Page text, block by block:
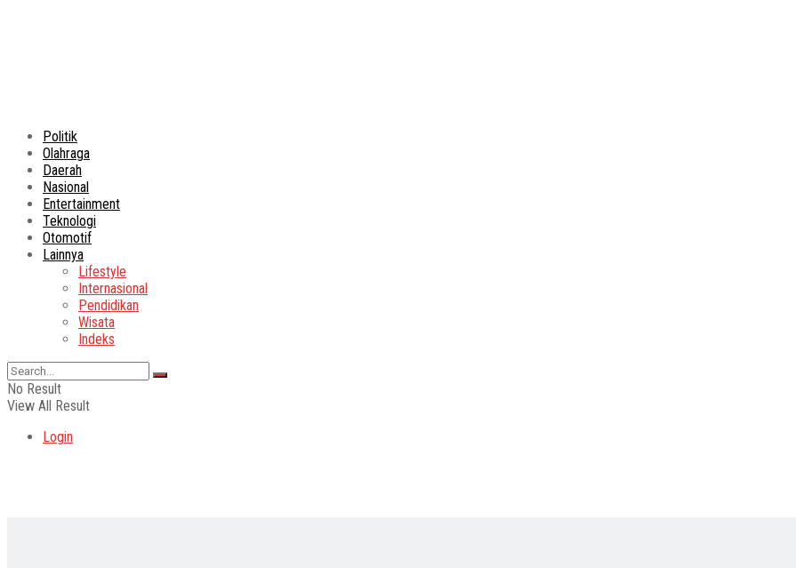
Politik
Olahraga
Daerah
Nasional
Entertainment
Teknologi
Otomotif
Lainnya
Lifestyle
Internasional
Pendidikan
Wisata
Indeks
No Result
View All Result
Login